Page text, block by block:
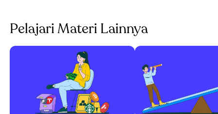
Pelajari Materi Lainnya